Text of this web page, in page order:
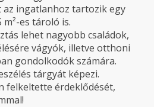
az ingatlanhoz tartozik egy
es tároló is.
lehet nagyobb családok,
vágyók, illetve otthoni
gondolkodók számára.
tárgyát képezi.
felkeltette érdeklődését,